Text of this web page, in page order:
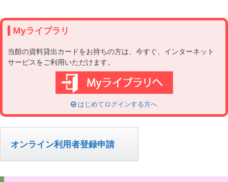
Myライブラリ
当館の資料貸出カードをお持ちの方は、今すぐ、インターネット
サービスをご利用いただけます。
はじめてログインする方へ
オンライン利用者登録申請